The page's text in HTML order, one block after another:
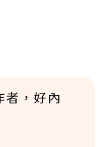
者，好內